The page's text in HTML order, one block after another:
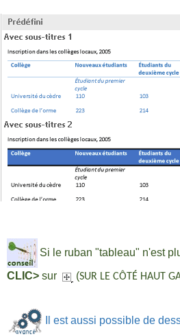
Si le ruban "tableau" n'est
CLIC>sur (SUR LE CÔTÉ HAUT
Il est aussi possible de